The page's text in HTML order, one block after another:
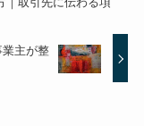
主が整